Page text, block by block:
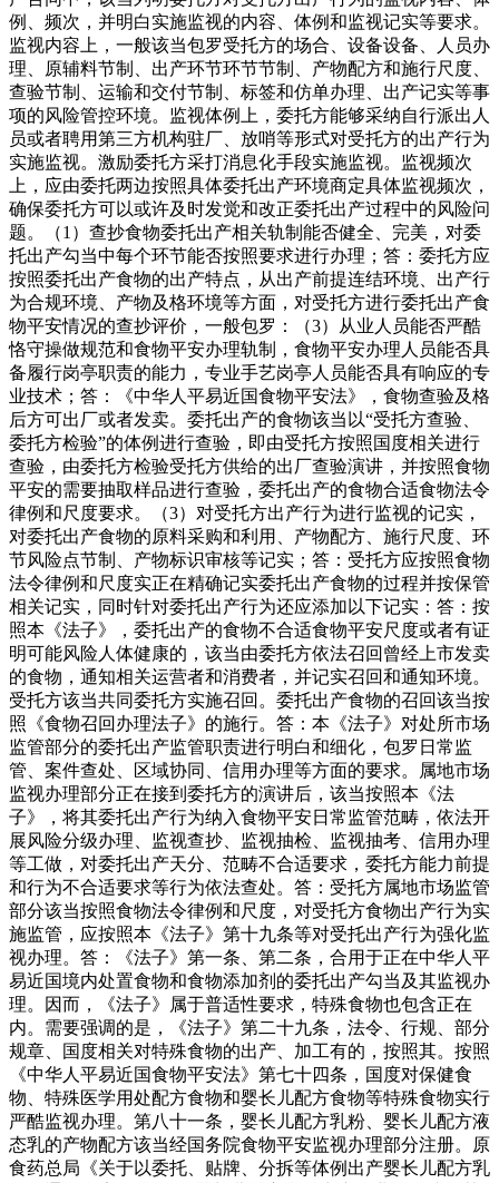
例、频次，并明白实施监视的内容、体例和监视记实等要求。
监视内容上，一般该当包罗受托方的场合、设备设备、人员办
理、原辅料节制、出产环节环节节制、产物配方和施行尺度、
查验节制、运输和交付节制、标签和仿单办理、出产记实等事
项的风险管控环境。监视体例上，委托方能够采纳自行派出人
员或者聘用第三方机构驻厂、放哨等形式对受托方的出产行为
实施监视。激励委托方采打消息化手段实施监视。监视频次
上，应由委托两边按照具体委托出产环境商定具体监视频次，
确保委托方可以或许及时发觉和改正委托出产过程中的风险问
题。（1）查抄食物委托出产相关轨制能否健全、完美，对委
托出产勾当中每个环节能否按照要求进行办理；答：委托方应
按照委托出产食物的出产特点，从出产前提连结环境、出产行
为合规环境、产物及格环境等方面，对受托方进行委托出产食
物平安情况的查抄评价，一般包罗：（3）从业人员能否严酷
恪守操做规范和食物平安办理轨制，食物平安办理人员能否具
备履行岗亭职责的能力，专业手艺岗亭人员能否具有响应的专
业技术；答：《中华人平易近国食物平安法》，食物查验及格
后方可出厂或者发卖。委托出产的食物该当以“受托方查验、
委托方检验”的体例进行查验，即由受托方按照国度相关进行
查验，由委托方检验受托方供给的出厂查验演讲，并按照食物
平安的需要抽取样品进行查验，委托出产的食物合适食物法令
律例和尺度要求。（3）对受托方出产行为进行监视的记实，
对委托出产食物的原料采购和利用、产物配方、施行尺度、环
节风险点节制、产物标识审核等记实；答：受托方应按照食物
法令律例和尺度实正在精确记实委托出产食物的过程并按保管
相关记实，同时针对委托出产行为还应添加以下记实：答：按
照本《法子》，委托出产的食物不合适食物平安尺度或者有证
明可能风险人体健康的，该当由委托方依法召回曾经上市发卖
的食物，通知相关运营者和消费者，并记实召回和通知环境。
受托方该当共同委托方实施召回。委托出产食物的召回该当按
照《食物召回办理法子》的施行。答：本《法子》对处所市场
监管部分的委托出产监管职责进行明白和细化，包罗日常监
管、案件查处、区域协同、信用办理等方面的要求。属地市场
监视办理部分正在接到委托方的演讲后，该当按照本《法
子》，将其委托出产行为纳入食物平安日常监管范畴，依法开
展风险分级办理、监视查抄、监视抽检、监视抽考、信用办理
等工做，对委托出产天分、范畴不合适要求，委托方能力前提
和行为不合适要求等行为依法查处。答：受托方属地市场监管
部分该当按照食物法令律例和尺度，对受托方食物出产行为实
施监管，应按照本《法子》第十九条等对受托出产行为强化监
视办理。答：《法子》第一条、第二条，合用于正在中华人平
易近国境内处置食物和食物添加剂的委托出产勾当及其监视办
理。因而，《法子》属于普适性要求，特殊食物也包含正在
内。需要强调的是，《法子》第二十九条，法令、行规、部分
规章、国度相关对特殊食物的出产、加工有的，按照其。按照
《中华人平易近国食物平安法》第七十四条，国度对保健食
物、特殊医学用处配方食物和婴长儿配方食物等特殊食物实行
严酷监视办理。第八十一条，婴长儿配方乳粉、婴长儿配方液
态乳的产物配方该当经国务院食物平安监视办理部分注册。原
食药总局《关于以委托、贴牌、分拆等体例出产婴长儿配方乳